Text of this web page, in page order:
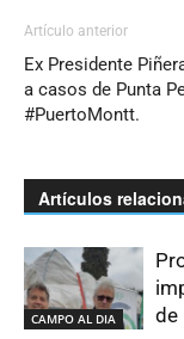
Artículo anterior
Ex Presidente
a casos de Punta
#PuertoMontt.
Artículos
CAMPO AL DIA
de